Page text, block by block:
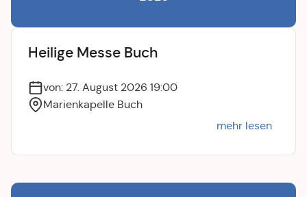
Heilige Messe Buch
von: 27. August 2026 19:00
Marienkapelle Buch
mehr lesen